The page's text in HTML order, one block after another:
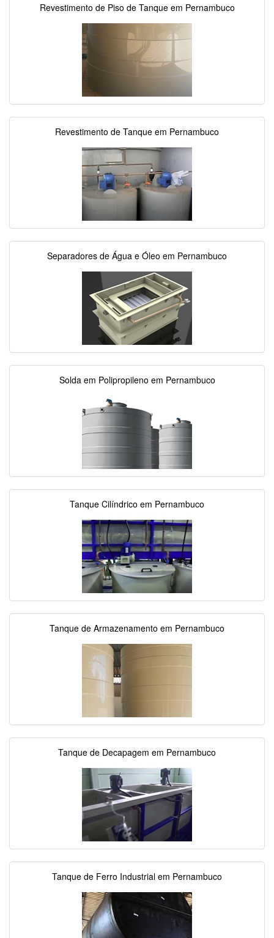
Revestimento de Piso de Tanque em Pernambuco
Revestimento de Tanque em Pernambuco
Separadores de Água e Óleo em Pernambuco
Solda em Polipropileno em Pernambuco
Tanque Cilíndrico em Pernambuco
Tanque de Armazenamento em Pernambuco
Tanque de Decapagem em Pernambuco
Tanque de Ferro Industrial em Pernambuco